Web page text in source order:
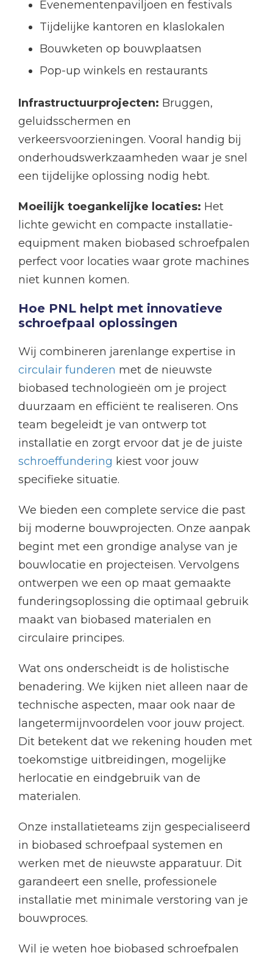
Evenementenpaviljoen en festivals
Tijdelijke kantoren en klaslokalen
Bouwketen op bouwplaatsen
Pop-up winkels en restaurants
Infrastructuurprojecten: Bruggen,
geluidsschermen en
verkeersvoorzieningen. Vooral handig bij
onderhoudswerkzaamheden waar je snel
een tijdelijke oplossing nodig hebt.
Moeilijk toegankelijke locaties: Het
lichte gewicht en compacte installatie-
equipment maken biobased schroefpalen
perfect voor locaties waar grote machines
niet kunnen komen.
Hoe PNL helpt met innovatieve
schroefpaal oplossingen
Wij combineren jarenlange expertise in
circulair funderen met de nieuwste
biobased technologieën om je project
duurzaam en efficiënt te realiseren. Ons
team begeleidt je van ontwerp tot
installatie en zorgt ervoor dat je de juiste
schroeffundering kiest voor jouw
specifieke situatie.
We bieden een complete service die past
bij moderne bouwprojecten. Onze aanpak
begint met een grondige analyse van je
bouwlocatie en projecteisen. Vervolgens
ontwerpen we een op maat gemaakte
funderingsoplossing die optimaal gebruik
maakt van biobased materialen en
circulaire principes.
Wat ons onderscheidt is de holistische
benadering. We kijken niet alleen naar de
technische aspecten, maar ook naar de
langetermijnvoordelen voor jouw project.
Dit betekent dat we rekening houden met
toekomstige uitbreidingen, mogelijke
herlocatie en eindgebruik van de
materialen.
Onze installatieteams zijn gespecialiseerd
in biobased schroefpaal systemen en
werken met de nieuwste apparatuur. Dit
garandeert een snelle, professionele
installatie met minimale verstoring van je
bouwproces.
Wil je weten hoe biobased schroefpalen